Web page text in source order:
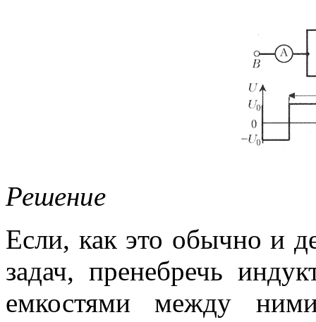
Решение
Если, как это обычно и
задач, пренебречь
емкостями между